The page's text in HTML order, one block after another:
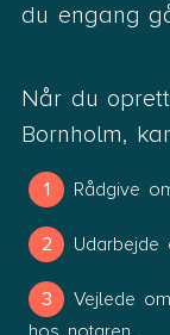
du engang
Når du
Bornholm,
Rådgive
Udarbejde
Vejlede